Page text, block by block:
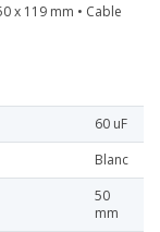
x 119 mm • Cable
60 uF
Blanc
50
mm